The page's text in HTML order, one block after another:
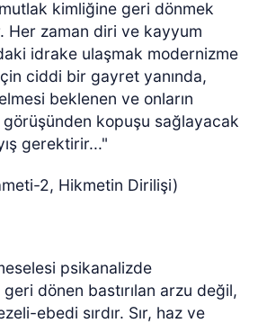
kimliğine geri dönmek
Her zaman diri ve kayyum
idrake ulaşmak modernizme
ciddi bir gayret yanında,
beklenen ve onların
görüşünden kopuşu sağlayacak
gerektirir..."
2, Hikmetin Dirilişi)
psikanalizde
dönen bastırılan arzu değil,
ebedi sırdır. Sır, haz ve